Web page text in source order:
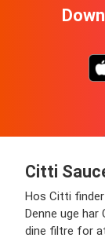
Citti
Hos Citti
Denne uge har
dine filtre for